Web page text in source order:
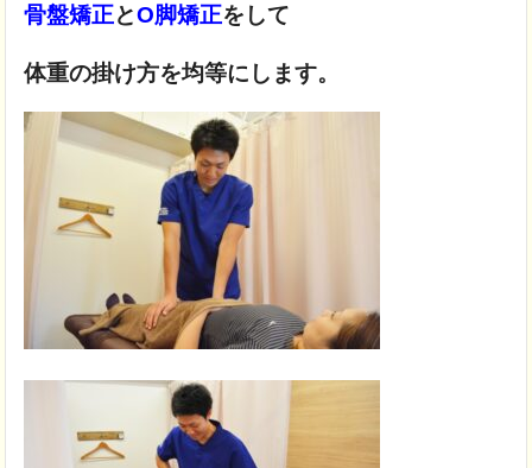
骨盤矯正とO脚矯正をして
体重の掛け方を均等にします。